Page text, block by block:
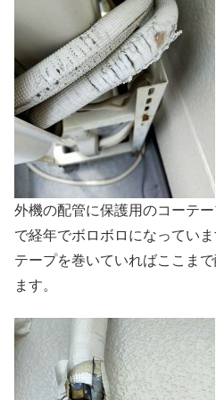
外機の配管に保護用のコーテ
で経年でボロボロになっていま
テープを巻いていればここま
ます。